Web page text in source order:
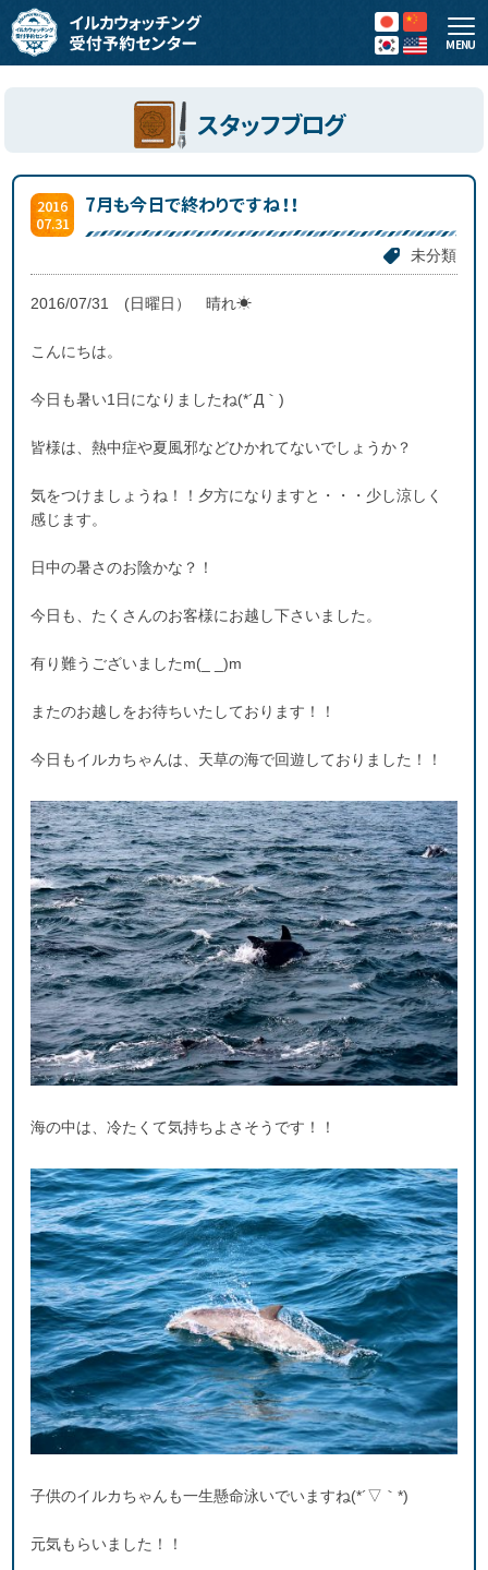
MENU
スタッフブログ
2016
07.31
7月も今日で終わりですね！！
未分類
2016/07/31 (日曜日） 晴れ☀
こんにちは。
今日も暑い1日になりましたね(*´Д｀)
皆様は、熱中症や夏風邪などひかれてないでしょうか？
気をつけましょうね！！夕方になりますと・・・少し涼しく
感じます。
日中の暑さのお陰かな？！
今日も、たくさんのお客様にお越し下さいました。
有り難うございましたm(_ _)m
またのお越しをお待ちいたしております！！
今日もイルカちゃんは、天草の海で回遊しておりました！！
海の中は、冷たくて気持ちよさそうです！！
子供のイルカちゃんも一生懸命泳いでいますね(*´▽｀*)
元気もらいました！！